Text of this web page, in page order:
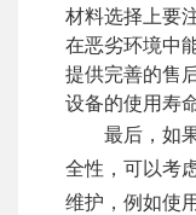
材料选择上要
在恶劣环境中
提供完善的售
设备的使用寿命
最后，如
全性，可以考
维护，例如使